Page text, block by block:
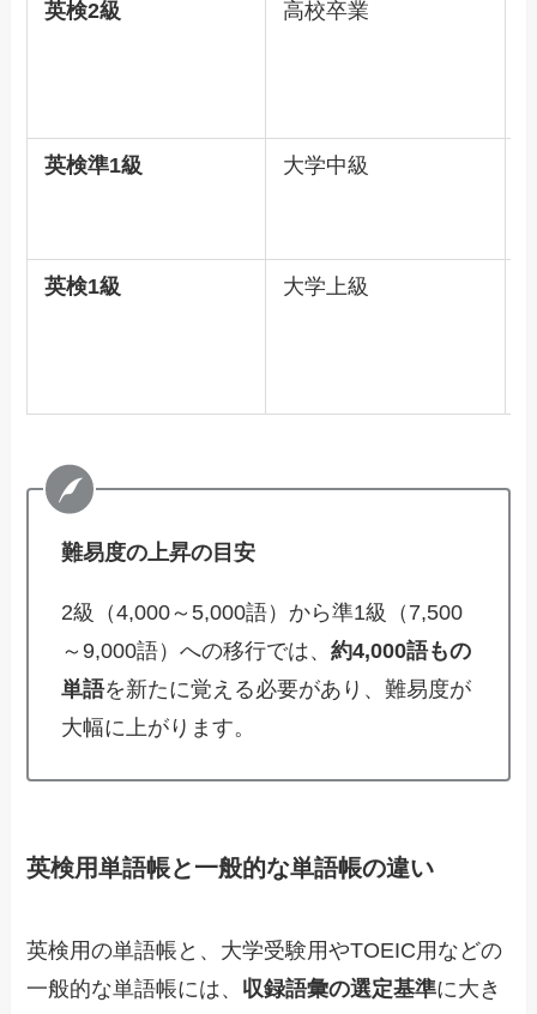
英検2級 高校卒業
英検準1級 大学中級
英検1級 大学上級
難易度の上昇の目安
2級（4,000～5,000語）から準1級（7,500
～9,000語）への移行では、約4,000語もの
単語を新たに覚える必要があり、難易度が
大幅に上がります。
英検用単語帳と一般的な単語帳の違い
英検用の単語帳と、大学受験用やTOEIC用などの
一般的な単語帳には、 収録語彙の選定基準に大き